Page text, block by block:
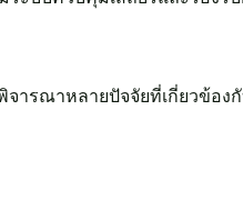
จารณาหลายปัจจัยที่เกี่ยวข้